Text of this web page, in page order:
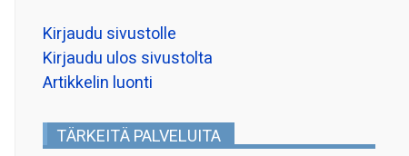
Kirjaudu sivustolle
Kirjaudu ulos sivustolta
Artikkelin luonti
TÄRKEITÄ PALVELUITA